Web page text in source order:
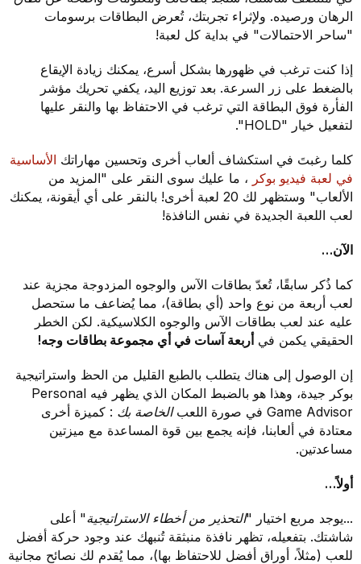
الرهان ورصيده. ولإثراء تجربتك، تُعرض البطاقات برسومات
"ساحر الاحتمالات" في بداية كل لعبة!
إذا كنت ترغب في ظهورها بشكل أسرع، يمكنك زيادة الإيقاع
بالضغط على زر السرعة. بعد توزيع اليد، يكفي تحريك مؤشر
الفأرة فوق البطاقة التي ترغب في الاحتفاظ بها والنقر عليها
لتفعيل خيار "HOLD".
كلما رغبتَ في استكشاف ألعاب أخرى وتحسين مهاراتكالأساسية
في لعبة فيديو بوكر، ما عليك سوى النقر على "المزيد من
الألعاب" وستظهر لك 20 لعبة أخرى! بالنقر على أي أيقونة، يمكنك
لعب اللعبة الجديدة في نفس النافذة!
الآن…
كما ذُكر سابقًا، تُعدّ بطاقات الآس والوجوه المزدوجة مجزية عند
لعب أربعة من نوع واحد (أي بطاقة)، مما يُضاعف ما ستحصل
عليه عند لعب بطاقات الآس والوجوه الكلاسيكية. لكن الخطر
الحقيقي يكمن في أربعة آسات في أي مجموعة بطاقات وجه!
إن الوصول إلى هناك يتطلب بالطبع القليل من الحظ واستراتيجية
بوكر جيدة، وهذا هو بالضبط المكان الذي يظهر فيه Personal
Game Advisor في صورة اللعب
الخاصة بك: كميزة أخرى
معتادة في ألعابنا، فإنه يجمع بين قوة المساعدة مع ميزتين
مساعدتين.
أولاً…
...يوجد مربع اختيار "التحذير من أخطاء الاستراتيجية"أعلى
شاشتك. بتفعيله، تظهر نافذة منبثقة تُنبهك عند وجود حركة أفضل
للعب (مثلاً، أوراق أفضل للاحتفاظ بها)، مما يُقدم لك نصائح مجانية